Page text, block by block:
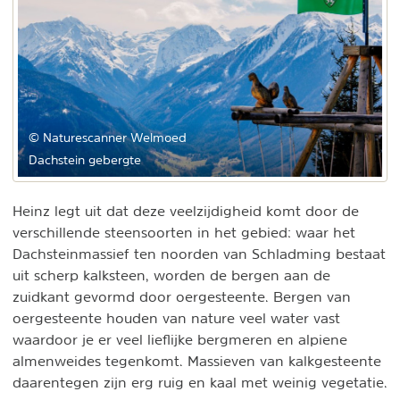
© Naturescanner Welmoed
Dachstein gebergte
Heinz legt uit dat deze veelzijdigheid komt door de
verschillende steensoorten in het gebied: waar het
Dachsteinmassief ten noorden van Schladming bestaat
uit scherp kalksteen, worden de bergen aan de
zuidkant gevormd door oergesteente. Bergen van
oergesteente houden van nature veel water vast
waardoor je er veel lieflijke bergmeren en alpiene
almenweides tegenkomt. Massieven van kalkgesteente
daarentegen zijn erg ruig en kaal met weinig vegetatie.